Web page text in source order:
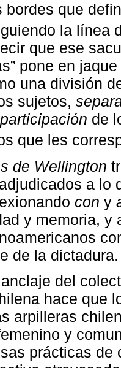
bordes que
la línea
que ese
pone en
una división
sujetos,
participación de
que les
de Wellington
a lo
con y
y memoria, y
de la dictadura.
del
hace que
arpilleras
y
prácticas de